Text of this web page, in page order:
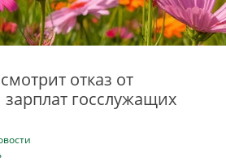
отказ от
госслужащих